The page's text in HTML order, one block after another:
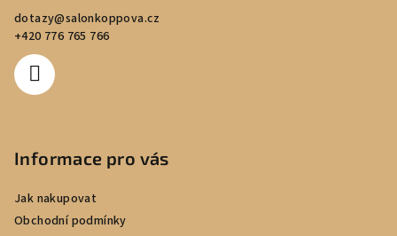
dotazy@salonkoppova.cz
+420 776 765 766
Informace pro vás
Jak nakupovat
Obchodní podmínky